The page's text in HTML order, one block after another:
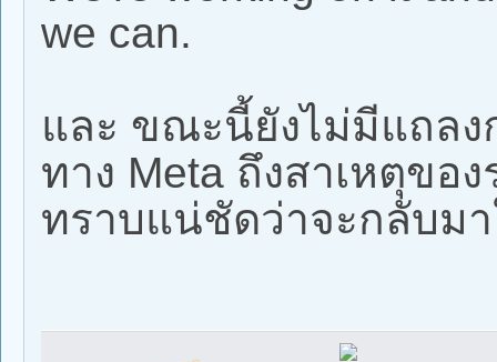
we can.
และ ขณะนี้ยังไม่มีแถลง
ทาง Meta ถึงสาเหตุขอ
ทราบแน่ชัดว่าจะกลับม